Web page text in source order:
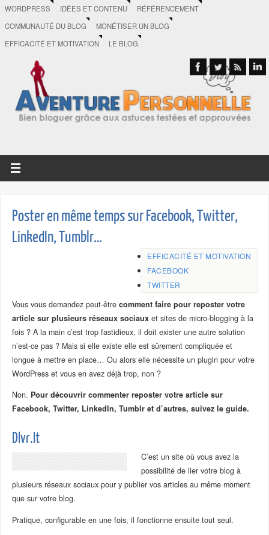
WORDPRESS IDÉES ET CONTENU
RÉFÉRENCEMENT
COMMUNAUTÉ DU BLOG
MONÉTISER UN BLOG
EFFICACITÉ ET MOTIVATION
LE BLOG
Poster en même temps sur Facebook, Twitter,
LinkedIn, Tumblr…
EFFICACITÉ ET MOTIVATION
FACEBOOK
TWITTER
Vous vous demandez peut-être comment faire pour reposter votre
article sur plusieurs réseaux sociauxet sites de micro-blogging à la
fois ? A la main c’est trop fastidieux, il doit exister une autre solution
n’est-ce pas ? Mais si elle existe elle est sûrement compliquée et
longue à mettre en place… Ou alors elle nécessite un plugin pour votre
WordPress et vous en avez déjà trop, non ?
Non. Pour découvrir commenter reposter votre article sur
Facebook, Twitter, LinkedIn, Tumblr et d’autres, suivez le guide.
Dlvr.It
C’est un site où vous avez la
possibilité de lier votre blog à
plusieurs réseaux sociaux pour y publier vos articles au même moment
que sur votre blog.
Pratique, configurable en une fois, il fonctionne ensuite tout seul.